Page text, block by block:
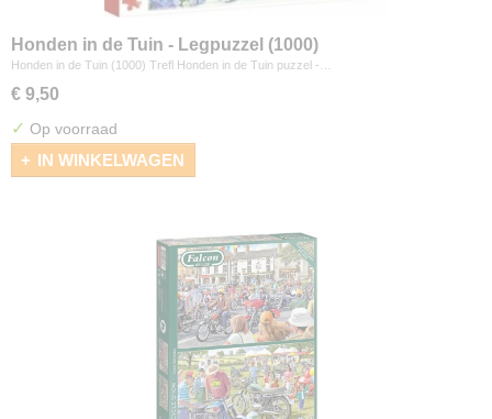
Honden in de Tuin - Legpuzzel (1000)
Honden in de Tuin (1000) Trefl Honden in de Tuin puzzel -…
€ 9,50
✓ Op voorraad
IN WINKELWAGEN